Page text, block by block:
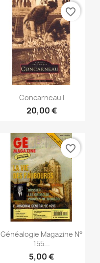
Vista rápida
Concarneau I
20,00 €
favorite_border
Vista rápida
Généalogie Magazine N°
155...
5,00 €
favorite_border